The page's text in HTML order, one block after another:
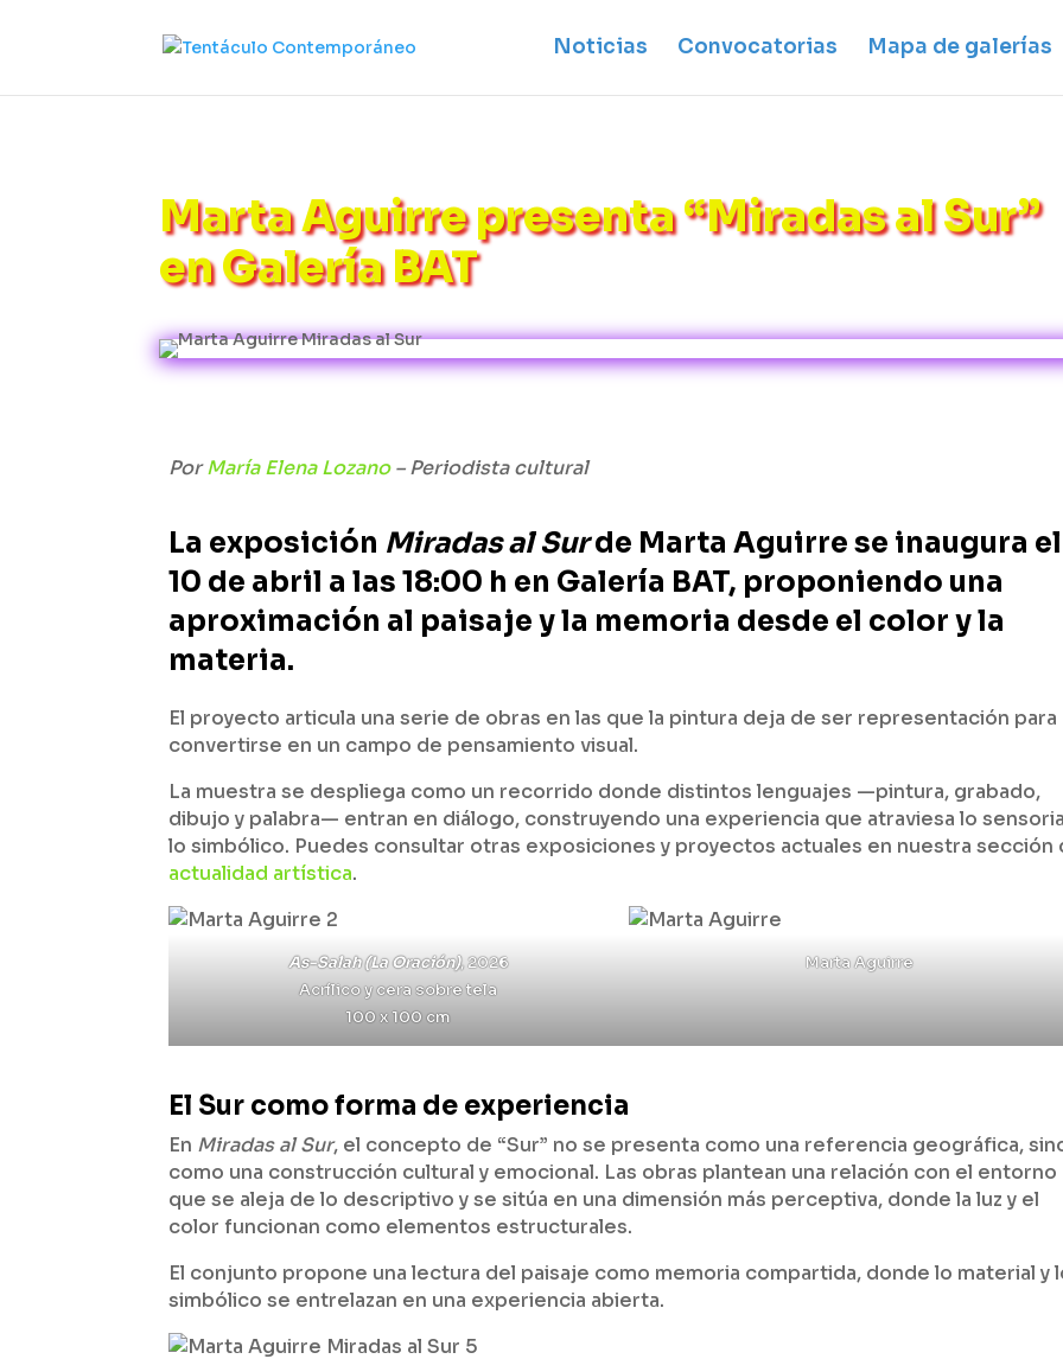
Noticias Convocatorias Mapa de galerías
Marta Aguirre presenta “Miradas al Sur”
en Galería BAT
PorMaría Elena Lozano– Periodista cultural
La exposición Miradas al Surde Marta Aguirre se inaugura el
10 de abril a las 18:00 h en Galería BAT, proponiendo una
aproximación al paisaje y la memoria desde el color y la
materia.
El proyecto articula una serie de obras en las que la pintura deja de ser representación para
convertirse en un campo de pensamiento visual.
La muestra se despliega como un recorrido donde distintos lenguajes —pintura, grabado,
dibujo y palabra— entran en diálogo, construyendo una experiencia que atraviesa lo
lo simbólico. Puedes consultar otras exposiciones y proyectos actuales en nuestra sección
actualidad artística.
As-Salah (La Oración), 2026
Acrílico y cera sobre tela
100 x 100 cm
Marta Aguirre
El Sur como forma de experiencia
En Miradas al Sur, el concepto de “Sur” no se presenta como una referencia geográfica,
como una construcción cultural y emocional. Las obras plantean una relación con el entorno
que se aleja de lo descriptivo y se sitúa en una dimensión más perceptiva, donde la luz y el
color funcionan como elementos estructurales.
El conjunto propone una lectura del paisaje como memoria compartida, donde lo material y
simbólico se entrelazan en una experiencia abierta.